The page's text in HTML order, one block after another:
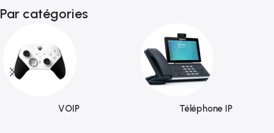
Par catégories
VOIP Téléphone IP